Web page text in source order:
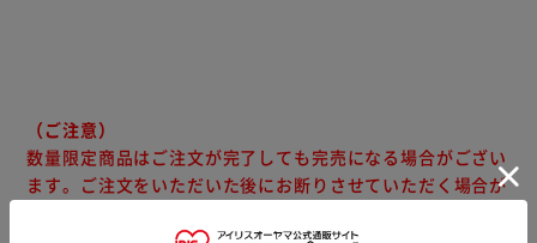
（ご注意）
数量限定商品はご注文が完了しても完売になる場合がござい
ます。ご注文をいただいた後にお断りさせていただく場合が